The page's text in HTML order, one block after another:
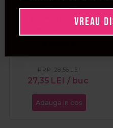
Refectocil Vopsea
pentru gene si
sprancene nr. 3 maro
27,35 LEI / buc
PRP: 28,56 LEI
Adauga in cos
VREAU